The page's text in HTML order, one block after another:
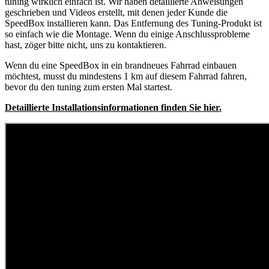
geschrieben und Videos erstellt, mit denen jeder Kunde die
SpeedBox installieren kann. Das Entfernung des Tuning-Produkt ist
so einfach wie die Montage. Wenn du einige Anschlussprobleme
hast, zöger bitte nicht, uns zu kontaktieren.
Wenn du eine SpeedBox in ein brandneues Fahrrad einbauen
möchtest, musst du mindestens 1 km auf diesem Fahrrad fahren,
bevor du den tuning zum ersten Mal startest.
Detaillierte Installationsinformationen finden Sie hier.